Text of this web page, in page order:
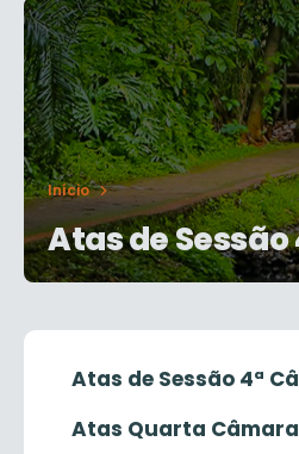
Início
Atas de
Atas de Sessão 4ª
Atas Quarta